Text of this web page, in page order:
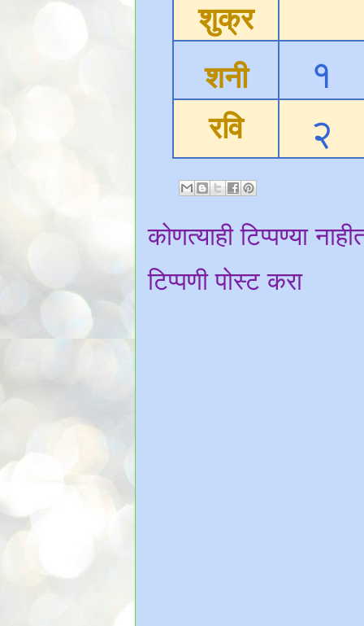
शुक्र
शनी
१
रवि २
कोणत्याही टिप्पण्‍या
टिप्पणी पोस्ट करा